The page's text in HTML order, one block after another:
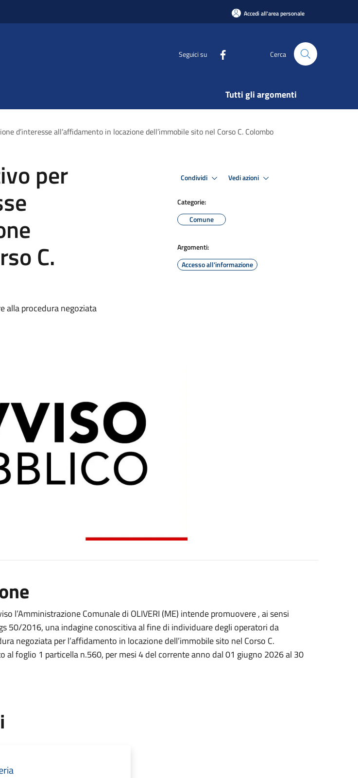
Accedi all'area personale
Seguici su Cerca
Tutti gli argomenti
d’interesse all’affidamento in locazione dell’immobile sito nel Corso C. Colombo
per
C.
alla procedura negoziata
Condividi Vedi azioni
Categorie:
Comune
Argomenti:
Accesso all'informazione
l’Amministrazione Comunale di OLIVERI (ME) intende promuovere , ai sensi
50/2016, una indagine conoscitiva al fine di individuare degli operatori da
negoziata per l’affidamento in locazione dell’immobile sito nel Corso C.
al foglio 1 particella n.560, per mesi 4 del corrente anno dal 01 giugno 2026 al 30